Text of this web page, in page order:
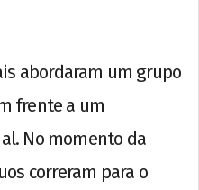
abordaram um grupo
frente a um
No momento da
correram para o